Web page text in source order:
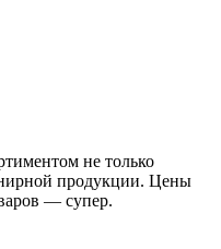
не только
продукции. Цены
— супер.